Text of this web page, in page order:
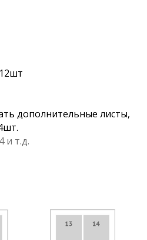
дополнительные листы,
и т.д.